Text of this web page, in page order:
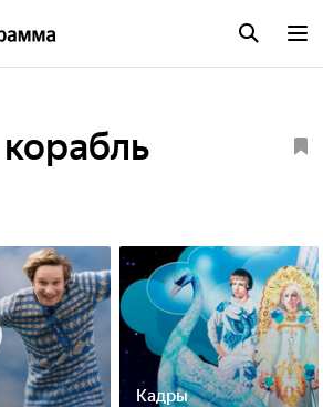
Кадры